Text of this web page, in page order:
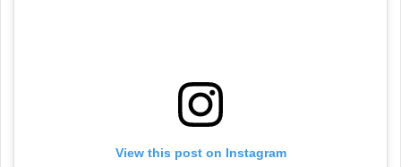
View this post on Instagram